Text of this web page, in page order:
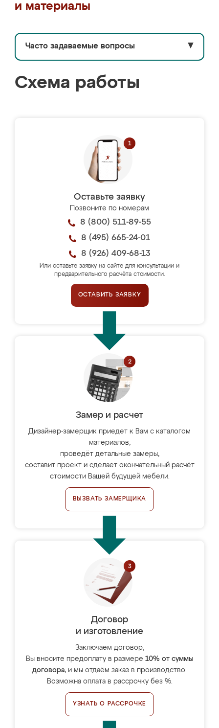
и материалы
Часто задаваемые вопросы ▼
Схема работы
Оставьте заявку
Позвоните по номерам
8 (800) 511-89-55
8 (495) 665-24-01
8 (926) 409-68-13
Или оставьте заявку на сайте для консультации и
предварительного расчёта стоимости.
ОСТАВИТЬ ЗАЯВКУ
Замер и расчет
Дизайнер-замерщик приедет к Вам с каталогом
материалов,
проведёт детальные замеры,
составит проект и сделает окончательный расчёт
стоимости Вашей будущей мебели.
ВЫЗВАТЬ ЗАМЕРЩИКА
Договор
и изготовление
Заключаем договор,
Вы вносите предоплату в размере 10% от суммы
договора, и мы отдаём заказ в производство.
Возможна оплата в рассрочку без %.
УЗНАТЬ О РАССРОЧКЕ